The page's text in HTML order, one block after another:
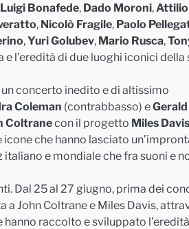
Luigi Bonafede, Dado Moroni, Attilio
, Nicolò Fragile, Paolo
,Yuri Golubev, Mario Rusca,
e l’eredità di due luoghi iconici della
concerto inedito e di altissimo
Coleman (contrabbasso) eGerald
Coltranecon il progetto Miles
che hanno lasciato
e mondiale che fra suoni e
Dal 25 al 27 giugno, prima dei
a John Coltrane e Miles Davis,
raccolto e sviluppato l’eredità